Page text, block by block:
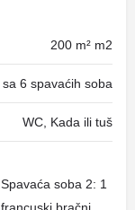
200 m² m2
sa 6 spavaćih soba
WC, Kada ili tuš
soba 2: 1